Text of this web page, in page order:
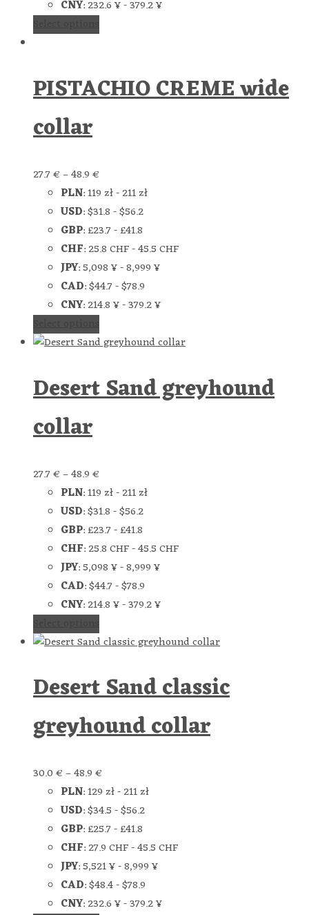
CNY:232.6 ¥-379.2 ¥
PISTACHIO CREME wide
collar
27.7€–48.9€
PLN:119 zł-211 zł
USD:$31.8-$56.2
GBP:£23.7-£41.8
CHF:25.8 CHF-45.5 CHF
JPY:5,098 ¥-8,999 ¥
CAD:$44.7-$78.9
CNY:214.8 ¥-379.2 ¥
Desert Sand greyhound
collar
27.7€–48.9€
PLN:119 zł-211 zł
USD:$31.8-$56.2
GBP:£23.7-£41.8
CHF:25.8 CHF-45.5 CHF
JPY:5,098 ¥-8,999 ¥
CAD:$44.7-$78.9
CNY:214.8 ¥-379.2 ¥
Desert Sand classic
greyhound collar
30.0€–48.9€
PLN:129 zł-211 zł
USD:$34.5-$56.2
GBP:£25.7-£41.8
CHF:27.9 CHF-45.5 CHF
JPY:5,521 ¥-8,999 ¥
CAD:$48.4-$78.9
CNY:232.6 ¥-379.2 ¥